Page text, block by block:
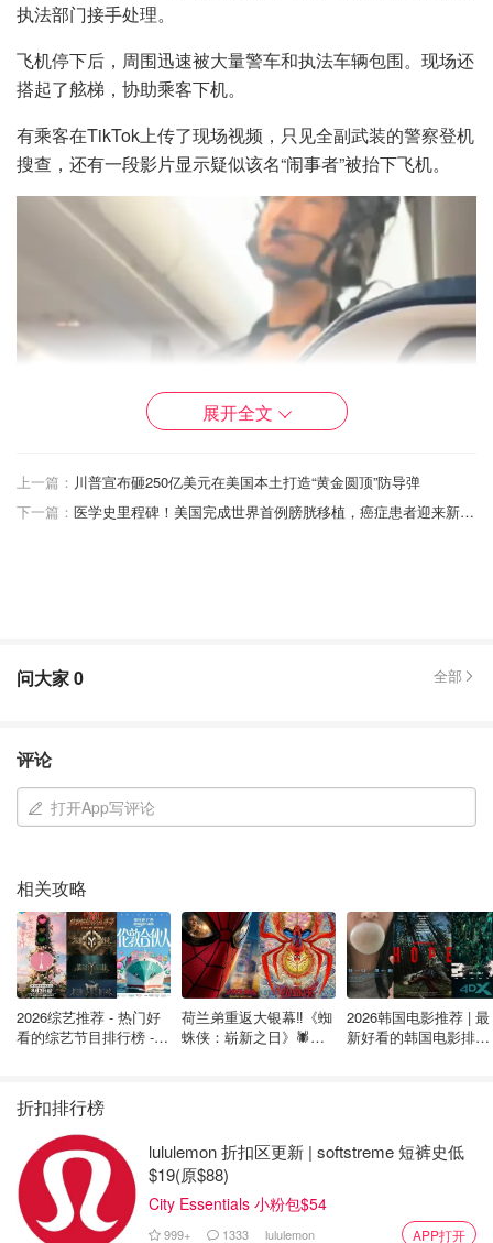
执法部门接手处理。
飞机停下后，周围迅速被大量警车和执法车辆包围。现场还
搭起了舷梯，协助乘客下机。
有乘客在TikTok上传了现场视频，只见全副武装的警察登机
搜查，还有一段影片显示疑似该名“闹事者”被抬下飞机。
图片来自于@TikTok ，版权属于原作者
展开全文
上一篇： 川普宣布砸250亿美元在美国本土打造“黄金圆顶”防导弹
下一篇：
医学史里程碑！美国完成世界首例膀胱移植，癌症患者迎来新希望！
问大家0 全部
评论
打开App写评论
相关攻略
2026综艺推荐 - 热门好
看的综艺节目排行榜 - 8
荷兰弟重返大银幕‼️《蜘
蛛侠：崭新之日》🕷️北
2026韩国电影推荐 | 最
新好看的韩国电影排行
折扣排行榜
lululemon 折扣区更新 | softstreme 短裤史低
$19(原$88)
City Essentials 小粉包$54
999+ 1333 lululemon APP打开